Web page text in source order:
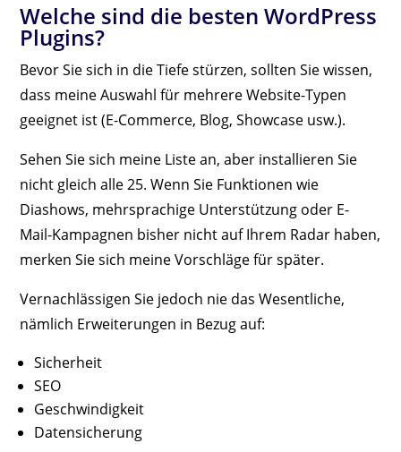
Welche sind die besten WordPress
Plugins?
Bevor Sie sich in die Tiefe stürzen, sollten Sie wissen,
dass meine Auswahl für mehrere Website-Typen
geeignet ist (E-Commerce, Blog, Showcase usw.).
Sehen Sie sich meine Liste an, aber installieren Sie
nicht gleich alle 25. Wenn Sie Funktionen wie
Diashows, mehrsprachige Unterstützung oder E-
Mail-Kampagnen bisher nicht auf Ihrem Radar haben,
merken Sie sich meine Vorschläge für später.
Vernachlässigen Sie jedoch nie das Wesentliche,
nämlich Erweiterungen in Bezug auf:
Sicherheit
SEO
Geschwindigkeit
Datensicherung